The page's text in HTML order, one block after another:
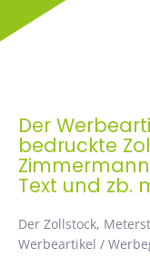
Der
bedruckte
Text und zb.
Der Zollstock,
Werbeartikel /